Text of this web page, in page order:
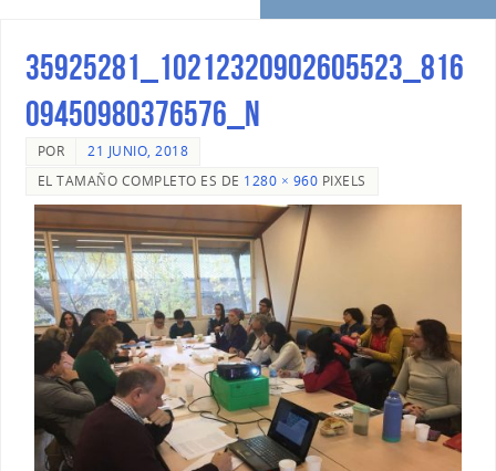
35925281_10212320902605523_816
09450980376576_n
POR
21 JUNIO, 2018
EL TAMAÑO COMPLETO ES DE 1280 × 960 PIXELS